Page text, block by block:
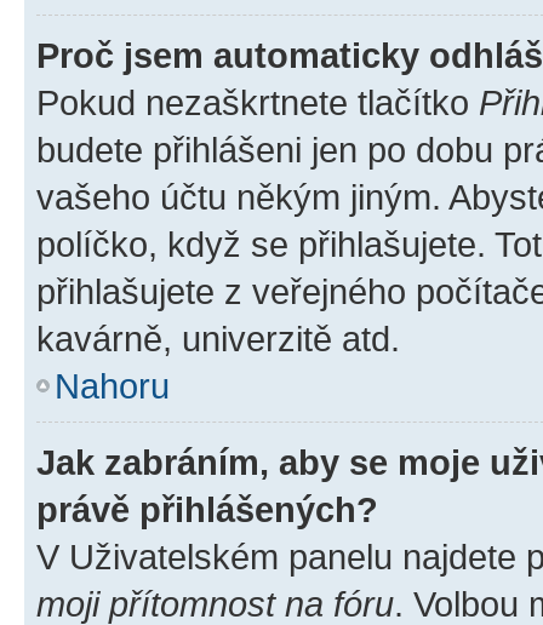
Proč jsem automaticky
Pokud nezaškrtnete tlačítko
budete přihlášeni jen po dobu
vašeho účtu někým jiným.
políčko, když se přihlašujete.
přihlašujete z veřejného
kavárně, univerzitě atd.
Nahoru
Jak zabráním, aby se moje
právě přihlášených?
V Uživatelském panelu najdete
moji přítomnost na fóru. Volbou